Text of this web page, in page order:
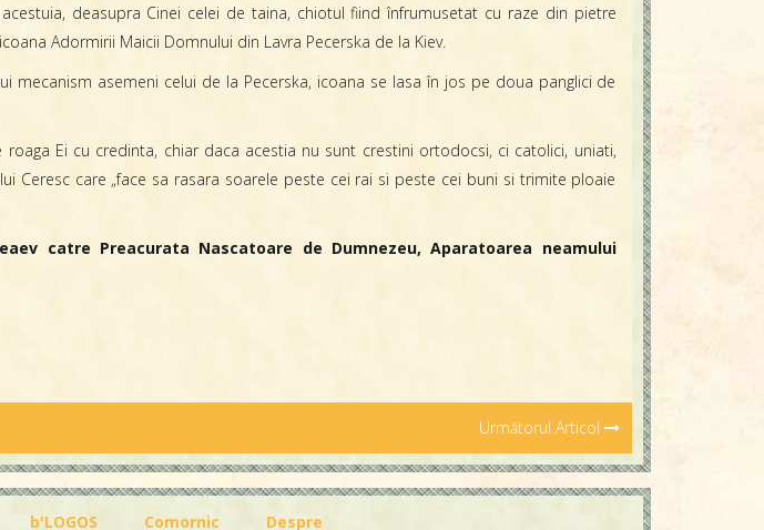
acestuia, deasupra Cinei celei de taina, chiotul fiind înfrumusetat cu raze din pietre
Adormirii Maicii Domnului din Lavra Pecerska de la Kiev.
mecanism asemeni celui de la Pecerska, icoana se lasa în jos pe doua panglici de
Ei cu credinta, chiar daca acestia nu sunt crestini ortodocsi, ci catolici, uniati,
Ceresc care „face sa rasara soarele peste cei rai si peste cei buni si trimite ploaie
catre Preacurata Nascatoare de Dumnezeu, Aparatoarea neamului
Următorul Articol
b'LOGOS Comornic Despre